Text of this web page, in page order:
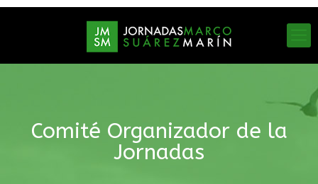
Comité Organizador de la
Jornadas